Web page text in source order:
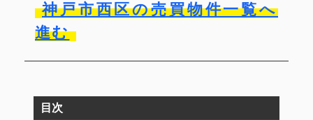
神戸市西区の売買物件一覧へ
進む
目次